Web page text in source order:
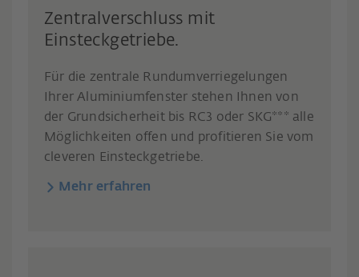
Zentralverschluss mit
Einsteckgetriebe.
Für die zentrale Rundumverriegelungen
Ihrer Aluminiumfenster stehen Ihnen von
der Grundsicherheit bis RC3 oder SKG*** alle
Möglichkeiten offen und profitieren Sie vom
cleveren Einsteckgetriebe.
Mehr erfahren